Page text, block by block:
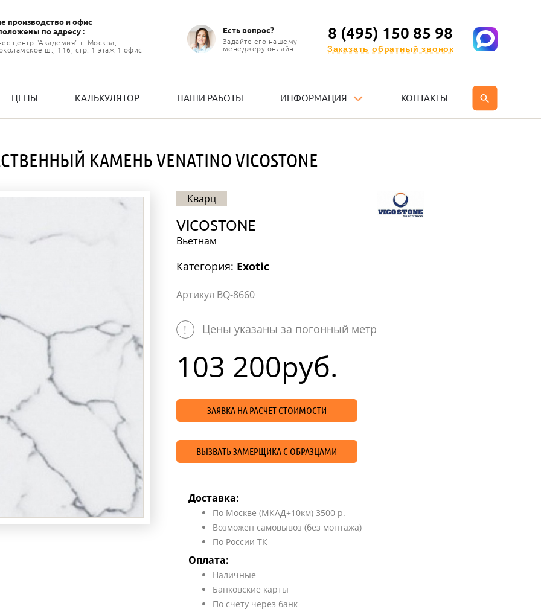
производство и офиc
по адресу :
центр "Академия" г. Москва,
ш., 116, стр. 1 этаж 1 офис
Есть вопрос?
Задайте его нашему
менеджеру онлайн
8 (495) 150 85 98
Заказать обратный звонок
ЦЕНЫ КАЛЬКУЛЯТОР НАШИ РАБОТЫ ИНФОРМАЦИЯ КОНТАКТЫ
КАМЕНЬ VENATINO VICOSTONE
Кварц
VICOSTONE
Вьетнам
Категория: Exotic
Артикул BQ-8660
! Цены указаны за погонный метр
103 200руб.
ЗАЯВКА НА РАСЧЕТ СТОИМОСТИ
ВЫЗВАТЬ ЗАМЕРЩИКА С ОБРАЗЦАМИ
Доставка:
По Москве (МКАД+10км) 3500 р.
Возможен самовывоз (без монтажа)
По России ТК
Оплата:
Наличные
Банковские карты
По счету через банк